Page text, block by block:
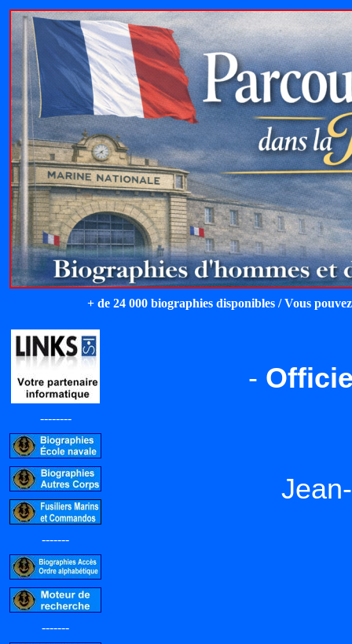
+ de 24 000 biographies disponibles / Vous
--------
-------
-------
-